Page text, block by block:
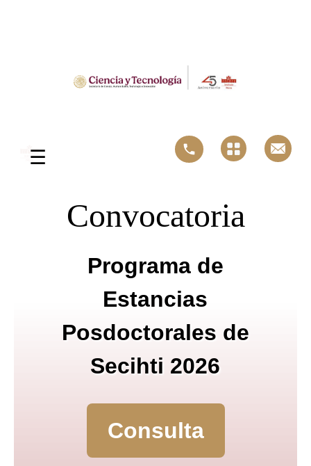
Convocatoria
Programa de
Estancias
Posdoctorales de
Secihti 2026
Consulta
☰